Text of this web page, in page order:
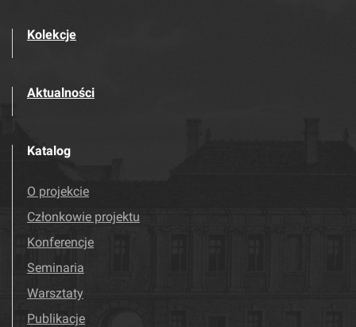
Kolekcje
Aktualności
Katalog
O projekcie
Członkowie projektu
Konferencje
Seminaria
Warsztaty
Publikacje